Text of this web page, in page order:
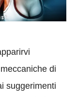
di
suggerimenti